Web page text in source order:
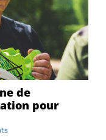
de
pour